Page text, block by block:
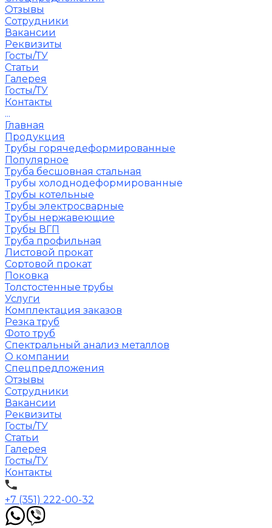
Отзывы
Сотрудники
Вакансии
Реквизиты
Госты/ТУ
Статьи
Галерея
Госты/ТУ
Контакты
...
Главная
Продукция
Трубы горячедеформированные
Популярное
Труба бесшовная стальная
Трубы холоднодеформированные
Трубы котельные
Трубы электросварные
Трубы нержавеющие
Трубы ВГП
Труба профильная
Листовой прокат
Сортовой прокат
Поковка
Толстостенные трубы
Услуги
Комплектация заказов
Резка труб
Фото труб
Спектральный анализ металлов
О компании
Спецпредложения
Отзывы
Сотрудники
Вакансии
Реквизиты
Госты/ТУ
Статьи
Галерея
Госты/ТУ
Контакты
+7 (351) 222-00-32